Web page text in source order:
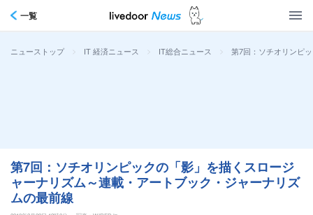
一覧
ニューストップ > IT 経済ニュース > IT総合ニュース > 第7回：ソチオリンピ
第7回：ソチオリンピックの「影」を描くスロージ
ャーナリズム～連載・アートブック・ジャーナリズ
ムの最前線